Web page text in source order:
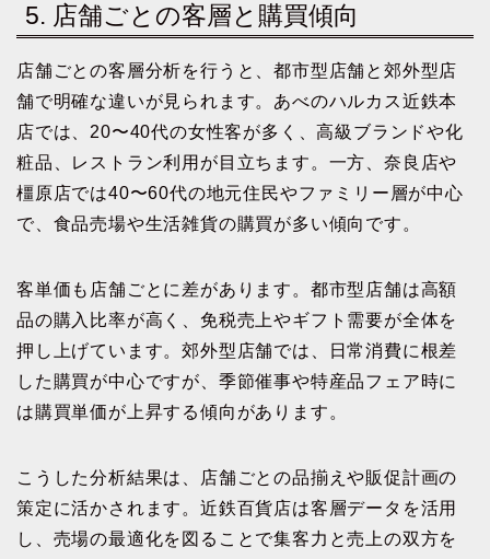
5. 店舗ごとの客層と購買傾向
店舗ごとの客層分析を行うと、都市型店舗と郊外型店
舗で明確な違いが見られます。あべのハルカス近鉄本
店では、20〜40代の女性客が多く、高級ブランドや化
粧品、レストラン利用が目立ちます。一方、奈良店や
橿原店では40〜60代の地元住民やファミリー層が中心
で、食品売場や生活雑貨の購買が多い傾向です。
客単価も店舗ごとに差があります。都市型店舗は高額
品の購入比率が高く、免税売上やギフト需要が全体を
押し上げています。郊外型店舗では、日常消費に根差
した購買が中心ですが、季節催事や特産品フェア時に
は購買単価が上昇する傾向があります。
こうした分析結果は、店舗ごとの品揃えや販促計画の
策定に活かされます。近鉄百貨店は客層データを活用
し、売場の最適化を図ることで集客力と売上の双方を